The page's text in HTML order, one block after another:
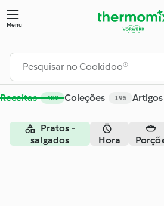
Menu
Receitas 482 Coleções 195 Artigos
Pratos -
salgados
Hora
Pesquisar - Cookidoo® – a